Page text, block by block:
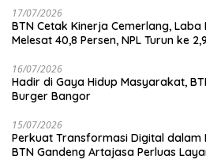
17/07/2026
BTN Cetak Kinerja Cemerlang,
Melesat 40,8 Persen, NPL Turun ke
16/07/2026
Hadir di Gaya Hidup Masyarakat,
Burger Bangor
15/07/2026
Perkuat Transformasi Digital dalam
BTN Gandeng Artajasa Perluas